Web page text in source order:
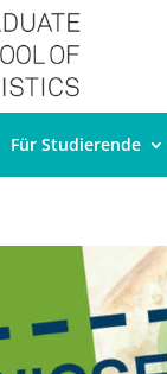
Für Studierende